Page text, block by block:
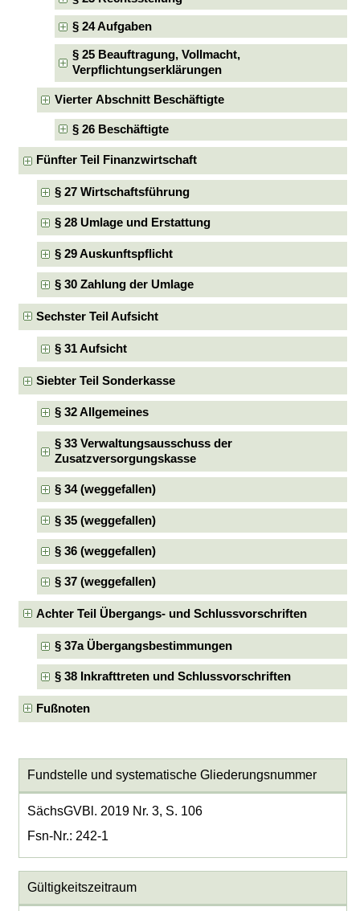
§ 24 Aufgaben
§ 25 Beauftragung, Vollmacht,
Verpflichtungserklärungen
Vierter Abschnitt Beschäftigte
§ 26 Beschäftigte
Fünfter Teil Finanzwirtschaft
§ 27 Wirtschaftsführung
§ 28 Umlage und Erstattung
§ 29 Auskunftspflicht
§ 30 Zahlung der Umlage
Sechster Teil Aufsicht
§ 31 Aufsicht
Siebter Teil Sonderkasse
§ 32 Allgemeines
§ 33 Verwaltungsausschuss der
Zusatzversorgungskasse
§ 34 (weggefallen)
§ 35 (weggefallen)
§ 36 (weggefallen)
§ 37 (weggefallen)
Achter Teil Übergangs- und Schlussvorschriften
§ 37a Übergangsbestimmungen
§ 38 Inkrafttreten und Schlussvorschriften
Fußnoten
Fundstelle und systematische Gliederungsnummer
SächsGVBl. 2019 Nr. 3, S. 106
Fsn-Nr.: 242-1
Gültigkeitszeitraum